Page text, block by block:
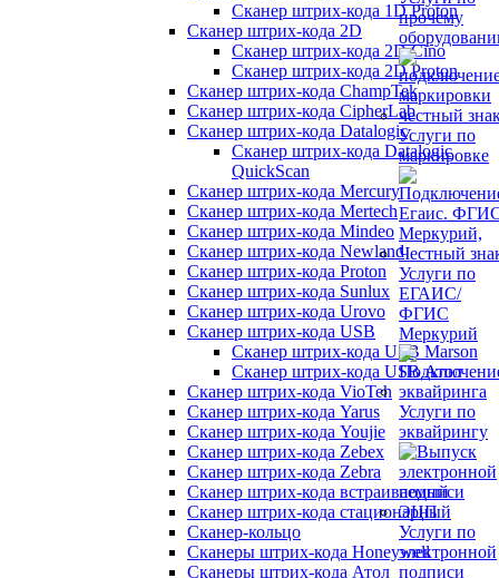
Сканер штрих-кода 1D Proton
Сканер штрих-кода 2D
Сканер штрих-кода 2D Cino
Сканер штрих-кода 2D Proton
Сканер штрих-кода ChampTek
Сканер штрих-кода CipherLab
Сканер штрих-кода Datalogic
Сканер штрих-кода Datalogic
QuickScan
Сканер штрих-кода Mercury
Сканер штрих-кода Mertech
Сканер штрих-кода Mindeo
Сканер штрих-кода Newland
Сканер штрих-кода Proton
Сканер штрих-кода Sunlux
Сканер штрих-кода Urovo
Сканер штрих-кода USB
Сканер штрих-кода USB Marson
Сканер штрих-кода USB Атол
Сканер штрих-кода VioTeh
Сканер штрих-кода Yarus
Сканер штрих-кода Youjie
Сканер штрих-кода Zebex
Сканер штрих-кода Zebra
Сканер штрих-кода встраиваемый
Сканер штрих-кода стационарный
Сканер-кольцо
Сканеры штрих-кода Honeywell
Сканеры штрих-кода Атол
прочему
Услуги по
маркировке
Услуги по
ЕГАИС/
ФГИС
Меркурий
Услуги по
эквайрингу
Услуги по
электронной
подписи